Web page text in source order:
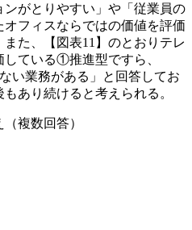
がとりやすい」や「従業員の
フィスならではの価値を評価
た、【図表11】のとおりテレ
ている①推進型ですら、
い業務がある」と回答してお
あり続けると考えられる。
複数回答）